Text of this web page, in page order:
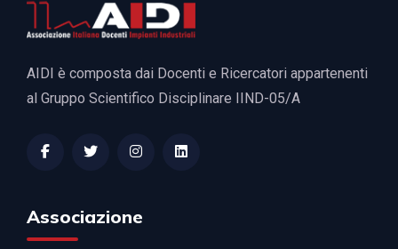
AIDI è composta dai Docenti e Ricercatori appartenenti
al Gruppo Scientifico Disciplinare IIND-05/A
Associazione